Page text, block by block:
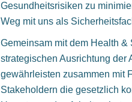
Gesundheitsrisiken zu
Weg mit uns als
Gemeinsam mit dem Health
strategischen Ausrichtung der
gewährleisten zusammen mit
Stakeholdern die gesetzlich